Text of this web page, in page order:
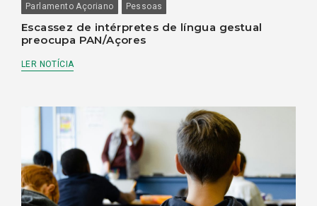
Parlamento Açoriano
Pessoas
Escassez de intérpretes de língua gestual
preocupa PAN/Açores
LER NOTÍCIA